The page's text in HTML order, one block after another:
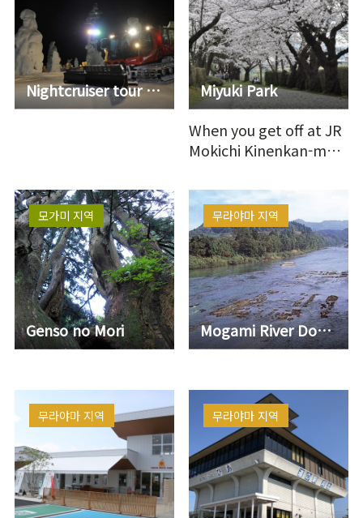
Nightcruiser tour to see Snow Monsters Miyuki Park
When you get off at JR
Mokichi Kinenkan-mae
beautiful view of ch…
Genso no Mori
모가미 지역
Mogami River Downstream Boat
무라야마 지역
무라야마 지역 무라야마 지역